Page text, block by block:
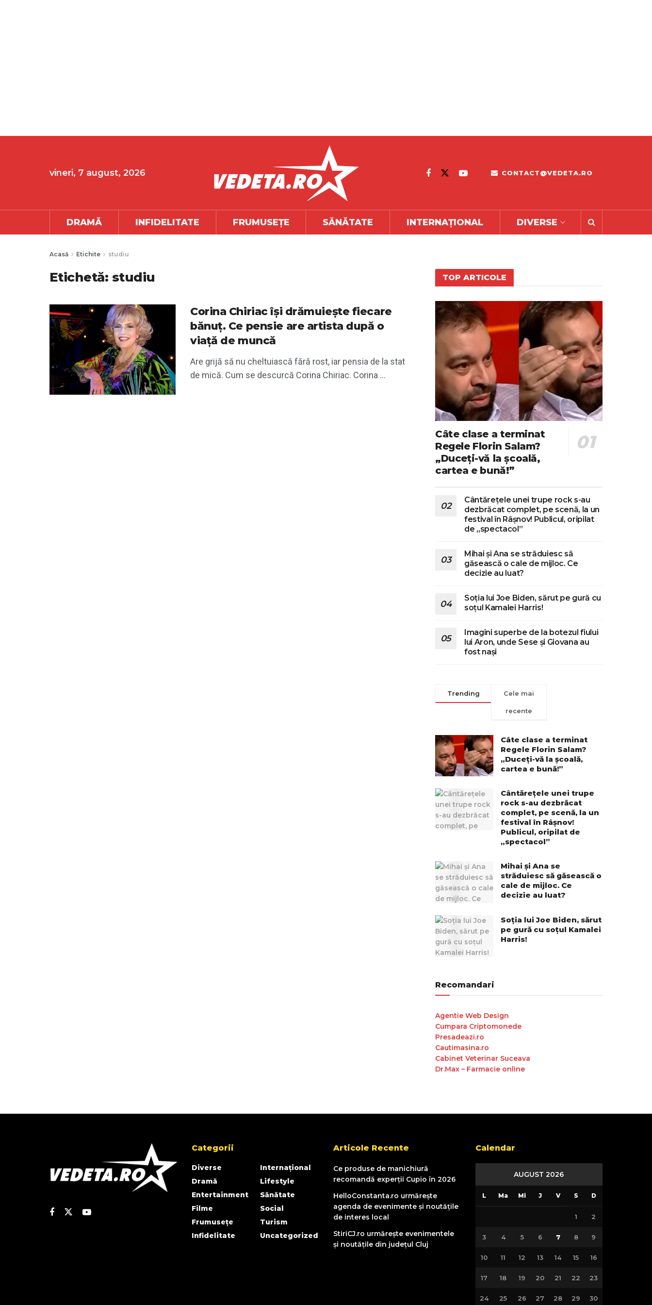
vineri, 7 august, 2026 CONTACT@VEDETA.RO
DRAMĂ INFIDELITATE FRUMUSEȚE SĂNĂTATE INTERNAȚIONAL DIVERSE
Acasă Etichite studiu
Etichetă: studiu
Corina Chiriac își drămuiește fiecare
bănuț. Ce pensie are artista după o
viață de muncă
Are grijă să nu cheltuiască fără rost, iar pensia de la stat
de mică. Cum se descurcă Corina Chiriac. Corina ...
TOP ARTICOLE
Câte clase a terminat
Regele Florin Salam?
„Duceți-vă la școală,
cartea e bună!”
Cântărețele unei trupe rock s-au
dezbrăcat complet, pe scenă, la un
festival în Râșnov! Publicul, oripilat
de „spectacol”
Mihai și Ana se străduiesc să
găsească o cale de mijloc. Ce
decizie au luat?
Soția lui Joe Biden, sărut pe gură cu
soțul Kamalei Harris!
Imagini superbe de la botezul fiului
lui Aron, unde Sese și Giovana au
fost nași
Trending Cele mai
recente
Câte clase a terminat
Regele Florin Salam?
„Duceți-vă la școală,
cartea e bună!”
Cântărețele unei trupe
rock s-au dezbrăcat
complet, pe scenă, la un
festival în Râșnov!
Publicul, oripilat de
„spectacol”
Mihai și Ana se
străduiesc să găsească o
cale de mijloc. Ce
decizie au luat?
Soția lui Joe Biden, sărut
pe gură cu soțul Kamalei
Harris!
Recomandari
Agentie Web Design
Cumpara Criptomonede
Presadeazi.ro
Cautimasina.ro
Cabinet Veterinar Suceava
Dr.Max – Farmacie online
Categorii
Diverse
Dramă
Entertainment
Filme
Frumusețe
Infidelitate
Internațional
Lifestyle
Sănătate
Social
Turism
Uncategorized
Articole Recente
Ce produse de manichiură
recomandă experții Cupio în 2026
HelloConstanta.ro urmărește
agenda de evenimente și noutățile
de interes local
StiriCJ.ro urmărește evenimentele
și noutățile din județul Cluj
Calendar
AUGUST 2026
L Ma Mi J V S D
1 2
3 4 5 6 7 8 9
10 11 12 13 14 15 16
17 18 19 20 21 22 23
24 25 26 27 28 29 30